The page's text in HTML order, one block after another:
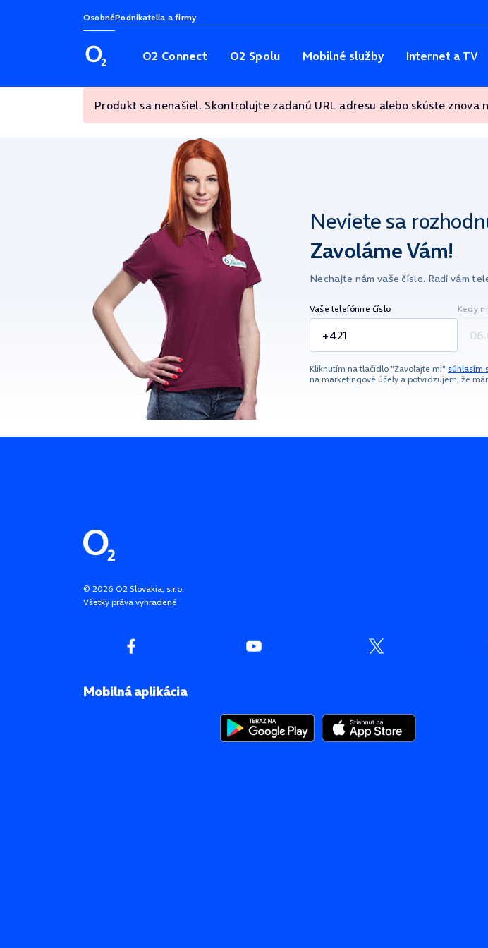
OsobnéPodnikatelia a firmy
O2 Connect O2 Spolu Mobilné služby Internet a TV
Produkt sa nenašiel. Skontrolujte zadanú URL adresu alebo skúste znova
Neviete sa
Zavoláme Vám!
Nechajte nám vaše číslo. Radi vám
Vaše telefónne číslo Kedy
Kliknutím na tlačidlo "Zavolajte mi" súhlasím
na marketingové účely a potvrdzujem, že
Pätička stránky
© 2026 O2 Slovakia, s.r.o.
Všetky práva vyhradené
Mobilná aplikácia